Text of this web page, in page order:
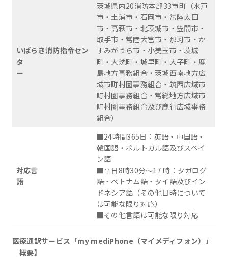
いばらき消防指令セン
タ
ー
茨城県内20消防本部33市町（水戸
市・土浦市・石岡市・常陸太田
市・高萩市・北茨城市・笠間市・
取手市・常陸大宮市・那珂市・か
すみがうら市・小美玉市・茨城
町・大洗町・城里町・大子町・鹿
島地方事務組合・茨城西南地方広
域市町村圏事務組合・筑西広域市
町村圏事務組合・常総地方広域市
町村圏事務組合及び鹿行広域事務
組合）
対応言
語
■24時間365日：英語・中国語・
韓国語・ポルトガル語及びスペイ
ン語
■平日8時30分～17 時：タガログ
語・ベトナム語・タイ語及びイン
ドネシア語（その他日時について
は可能な限り対応）
■その他言語は可能な限り対応
医療通訳サービス「my mediPhone （マイメディフォン）」
概要】